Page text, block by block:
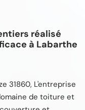
réalisé
à Labarthe
31860, L'entreprise
de toiture et